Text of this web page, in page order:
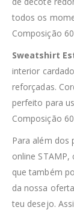
todos os
Composição
Sweatshirt
interior
reforçadas.
perfeito para
Composição
Para além dos
online
que também
da nossa
teu desejo.